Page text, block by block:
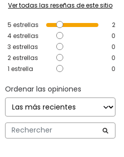
Ver todas las reseñas de este sitio
5 estrellas
2
4estrellas
0
3 estrellas
0
2estrellas
0
1 estrella 0
Ordenar las opiniones